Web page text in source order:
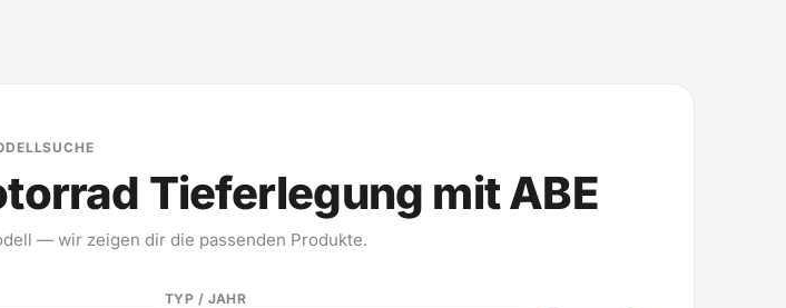
Tieferlegung mit ABE
— wir zeigen dir die passenden Produkte.
TYP / JAHR